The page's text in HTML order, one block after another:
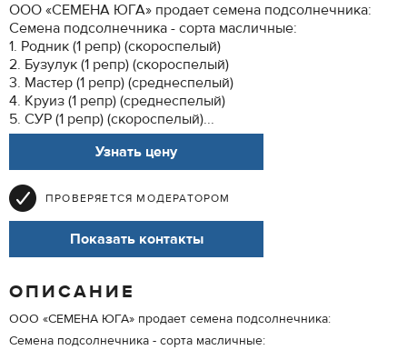
ООО «СЕМЕНА ЮГА» продает семена подсолнечника:
Семена подсолнечника - сорта масличные:
1. Родник (1 репр) (скороспелый)
2. Бузулук (1 репр) (скороспелый)
3. Мастер (1 репр) (среднеспелый)
4. Круиз (1 репр) (среднеспелый)
5. СУР (1 репр) (скороспелый)...
Узнать цену
ПРОВЕРЯЕТСЯ МОДЕРАТОРОМ
Показать контакты
ОПИСАНИЕ
ООО «СЕМЕНА ЮГА» продает семена подсолнечника:
Семена подсолнечника - сорта масличные: